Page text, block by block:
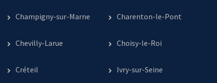
Champigny-sur-Marne Charenton-le-Pont
Chevilly-Larue Choisy-le-Roi
Créteil Ivry-sur-Seine